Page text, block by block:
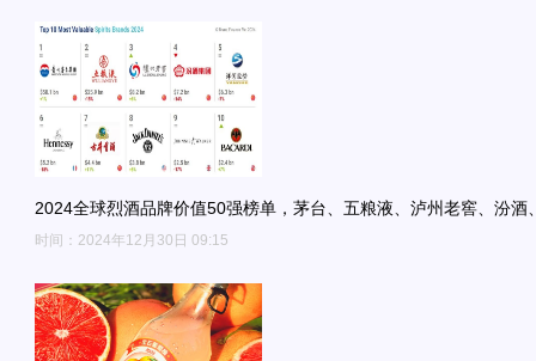
2024全球烈酒品牌价值50强榜单，茅台、五粮液、泸州老窖、汾酒
时间：2024年12月30日 09:15